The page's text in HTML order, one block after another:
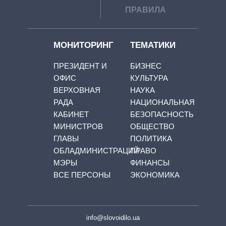
ПРАВИЛА
МОНИТОРИНГ
ПРЕЗИДЕНТ И
ОФИС
ВЕРХОВНАЯ
РАДА
КАБИНЕТ
МИНИСТРОВ
ГЛАВЫ
ОБЛАДМИНИСТРАЦИЙ
МЭРЫ
ВСЕ ПЕРСОНЫ
ТЕМАТИКИ
БИЗНЕС
КУЛЬТУРА
НАУКА
НАЦИОНАЛЬНАЯ
БЕЗОПАСНОСТЬ
ОБЩЕСТВО
ПОЛИТИКА
ПРАВО
ФИНАНСЫ
ЭКОНОМИКА
info@slovoidilo.ua